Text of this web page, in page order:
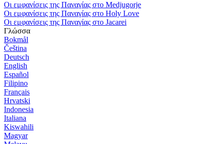
Οι εμφανίσεις της Παναγίας στο Medjugorje
Οι εμφανίσεις της Παναγίας στο Holy Love
Οι εμφανίσεις της Παναγίας στο Jacarei
Γλώσσα
Bokmål
Čeština
Deutsch
English
Español
Filipino
Français
Hrvatski
Indonesia
Italiana
Kiswahili
Magyar